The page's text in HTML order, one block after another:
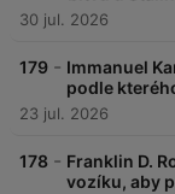
30 jul. 2026
179 - Immanuel
podle
23 jul. 2026
178 - Franklin D.
vozíku, aby